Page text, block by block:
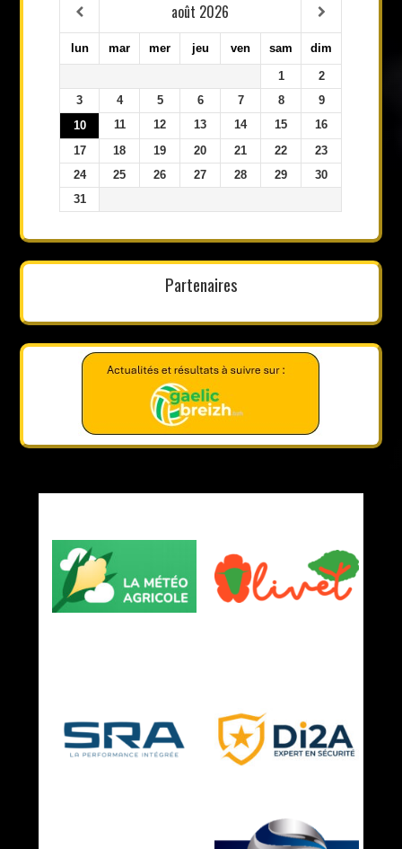
août 2026
lun mar mer jeu ven sam dim
1
2
3
4 5 6 7 8
9
10
11 12 13 14 15
16
17
18 19 20 21 22
23
24
25 26 27 28 29
30
31
Partenaires